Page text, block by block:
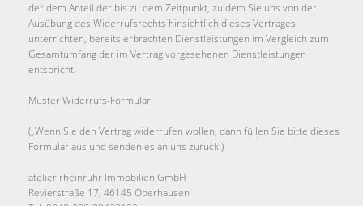
der dem Anteil der bis zu dem Zeitpunkt, zu dem Sie uns von der
Ausübung des Widerrufsrechts hinsichtlich dieses Vertrages
unterrichten, bereits erbrachten Dienstleistungen im Vergleich zum
Gesamtumfang der im Vertrag vorgesehenen Dienstleistungen
entspricht.
Muster Widerrufs-Formular
(„Wenn Sie den Vertrag widerrufen wollen, dann füllen Sie bitte dieses
Formular aus und senden es an uns zurück.)
atelier rheinruhr Immobilien GmbH
Revierstraße 17, 46145 Oberhausen